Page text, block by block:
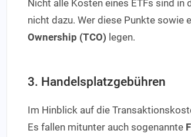
Nicht alle Kosten eines ETFs sind in
nicht dazu. Wer diese Punkte sowie
Ownership (TCO) legen.
3. Handelsplatzgebühren
Im Hinblick auf die
Es fallen mitunter auch sogenannte